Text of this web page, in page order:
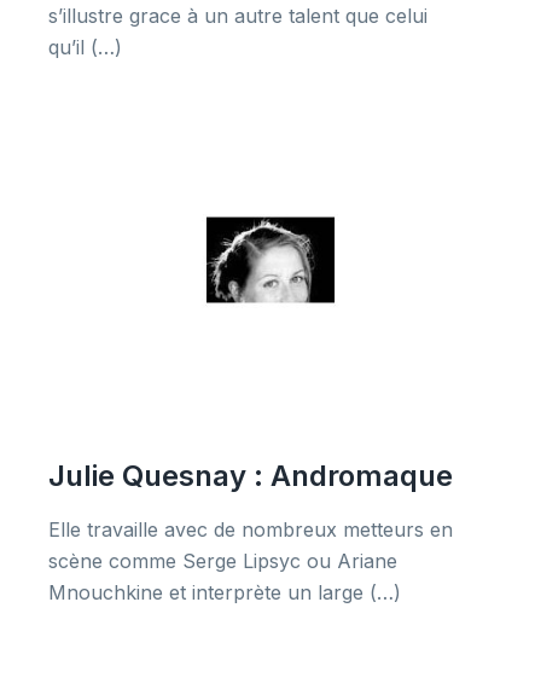
s’illustre grace à un autre talent que celui
qu’il (…)
Julie Quesnay : Andromaque
Elle travaille avec de nombreux metteurs en
scène comme Serge Lipsyc ou Ariane
Mnouchkine et interprète un large (…)